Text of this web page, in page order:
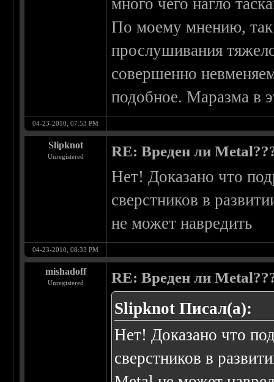
много чего нагло
По моему мнению, так
прослушивания
совершенно
подобное. Маразма в
04-23-2010, 07:53 PM
Slipknot
Unregistered RE: Вреден ли
Нет! Доказано что
сверстников в
не может навредить
04-23-2010, 08:33 PM
mishadoff
Unregistered RE: Вреден ли
Slipknot Писал(а):
Нет! Доказано что
сверстников в